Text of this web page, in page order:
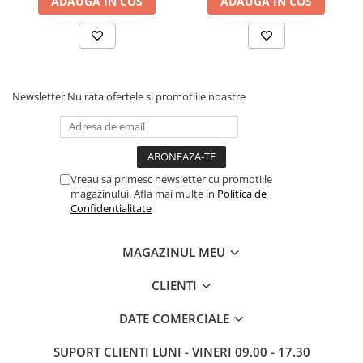
Imprimante de format mare
Imprimante Foto
Multifunctionale Inkjet
Multifunctionale laser
Retelistica
Accesorii switch-uri
Adaptoare PowerLAN
Routere Wireless
Newsletter Nu rata ofertele si promotiile noastre
Vreau sa primesc newsletter cu promotiile
magazinului. Afla mai multe in Politica de
Confidentialitate
MAGAZINUL MEU
CLIENTI
DATE COMERCIALE
SUPORT CLIENTI LUNI - VINERI 09.00 - 17.30